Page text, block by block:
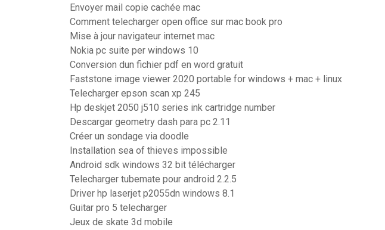
Envoyer mail copie cachée mac
Comment telecharger open office sur mac book pro
Mise à jour navigateur internet mac
Nokia pc suite per windows 10
Conversion dun fichier pdf en word gratuit
Faststone image viewer 2020 portable for windows + mac + linux
Telecharger epson scan xp 245
Hp deskjet 2050 j510 series ink cartridge number
Descargar geometry dash para pc 2.11
Créer un sondage via doodle
Installation sea of thieves impossible
Android sdk windows 32 bit télécharger
Telecharger tubemate pour android 2.2.5
Driver hp laserjet p2055dn windows 8.1
Guitar pro 5 telecharger
Jeux de skate 3d mobile